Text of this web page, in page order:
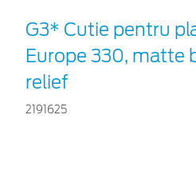
G3* Cutie pentru
Europe 330, matte
relief
2191625